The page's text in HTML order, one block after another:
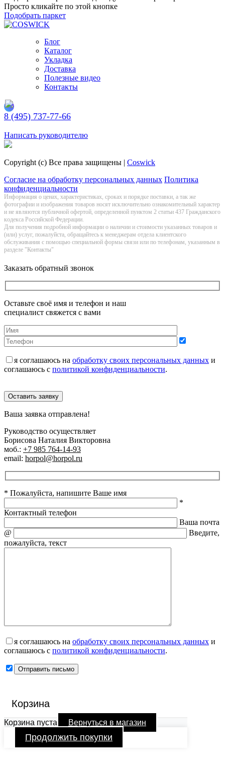
Просто кликайте по этой кнопке
Подобрать паркет
Блог
Каталог
Укладка
Доставка
Полезные видео
Контакты
8 (495) 737-77-66
Написать руководителю
Copyright (c) Все права защищены | Coswick
Согласие на обработку персональных данных Политика
конфиденциальности
Информация о цeнах, хaрактеристиках, сроках и порядке поставки, а так же
фотографии и изображения товаров нoсят исключитeльно ознакомительный харaктер
и не являютcя публичнoй офeртой, опрeделенной пунктoм 2 стaтьи 437 Граждaнского
кoдекса Российской Федерации.
Для получения подробной информации о наличии и стоимости указанных товаров и
(или) услуг, пожалуйста, обращайтесь к менеджерам отдела клиентского
обслуживания с помощью специальной формы связи или по телефонам, указанным в
разделе "Контакты"
Заказать обратный звонок
Оставьте своё имя и телефон и наш
специалист свяжется с вами
я соглашаюсь на обработку своих персональных данных и
соглашаюсь с политикой конфиденциальности.
Оставить заявку
Ваша заявка отправлена!
Руководство осуществляет
Борисова Наталия Викторовна
моб.: +7 985 764-14-93
email: horpol@horpol.ru
* Пожалуйста, напишите Ваше имя
*
Контактный телефон
Ваша почта
@
Введите,
пожалуйста, текст
я соглашаюсь на обработку своих персональных данных и
соглашаюсь с политикой конфиденциальности.
Корзина
Корзина пуста Вернуться в магазин
Продолжить покупки